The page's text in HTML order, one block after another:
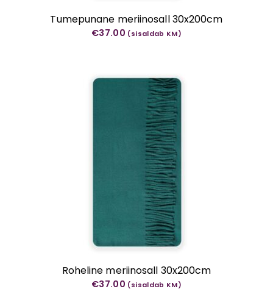
Tumepunane meriinosall 30x200cm
€37.00 (sisaldab KM)
Roheline meriinosall 30x200cm
€37.00 (sisaldab KM)